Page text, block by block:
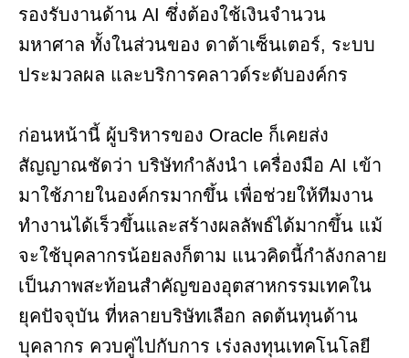
รองรับงานด้าน AI ซึ่งต้องใช้เงินจำนวน
มหาศาล ทั้งในส่วนของ ดาต้าเซ็นเตอร์, ระบบ
ประมวลผล และบริการคลาวด์ระดับองค์กร
ก่อนหน้านี้ ผู้บริหารของ Oracle ก็เคยส่ง
สัญญาณชัดว่า บริษัทกำลังนำ เครื่องมือ AI เข้า
มาใช้ภายในองค์กรมากขึ้น เพื่อช่วยให้ทีมงาน
ทำงานได้เร็วขึ้นและสร้างผลลัพธ์ได้มากขึ้น แม้
จะใช้บุคลากรน้อยลงก็ตาม แนวคิดนี้กำลังกลาย
เป็นภาพสะท้อนสำคัญของอุตสาหกรรมเทคใน
ยุคปัจจุบัน ที่หลายบริษัทเลือก ลดต้นทุนด้าน
บุคลากร ควบคู่ไปกับการ เร่งลงทุนเทคโนโลยี